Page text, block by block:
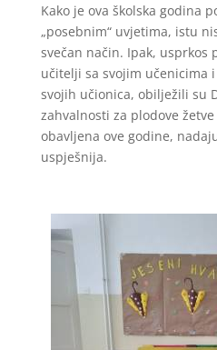
Kako je ova školska godina
„posebnim“ uvjetima, istu
svečan način. Ipak, usprkos
učitelji sa svojim učenicima
svojih učionica, obilježili su
zahvalnosti za plodove
obavljena ove godine,
uspješnija.